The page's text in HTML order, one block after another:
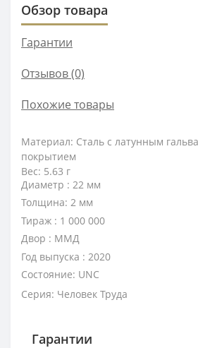
Обзор товара
Гарантии
Отзывов (0)
Похожие товары
Материал: Сталь с латунным
покрытием
Вес: 5.63 г
Диаметр : 22 мм
Толщина: 2 мм
Тираж : 1 000 000
Двор : ММД
Год выпуска : 2020
Состояние: UNC
Серия: Человек Труда
Гарантии